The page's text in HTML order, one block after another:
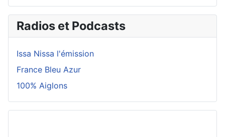
Radios et Podcasts
Issa Nissa l'émission
France Bleu Azur
100% Aiglons